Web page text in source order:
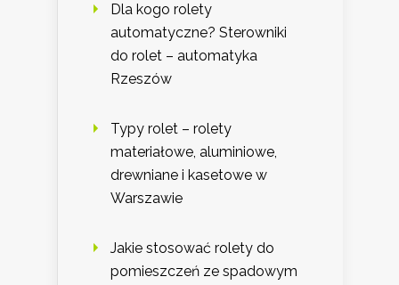
Dla kogo rolety
automatyczne? Sterowniki
do rolet – automatyka
Rzeszów
Typy rolet – rolety
materiałowe, aluminiowe,
drewniane i kasetowe w
Warszawie
Jakie stosować rolety do
pomieszczeń ze spadowym